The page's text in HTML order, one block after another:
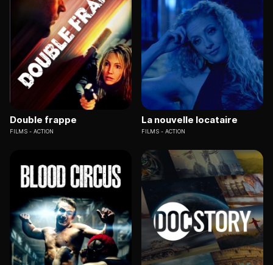
Double frappe
FILMS ACTION
La nouvelle locataire
FILMS ACTION